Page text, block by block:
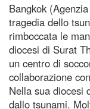
Bangkok
tragedia dello
rimboccata le
diocesi di Surat
un centro di
collaborazione
Nella sua diocesi
dallo tsunami.